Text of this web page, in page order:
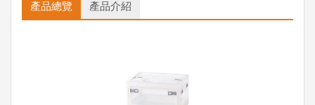
產品總覽 產品介紹